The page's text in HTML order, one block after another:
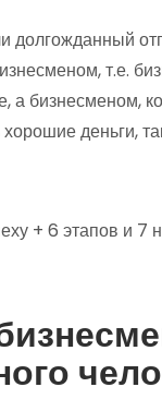
долгожданный
т.е.
а бизнесменом,
деньги,